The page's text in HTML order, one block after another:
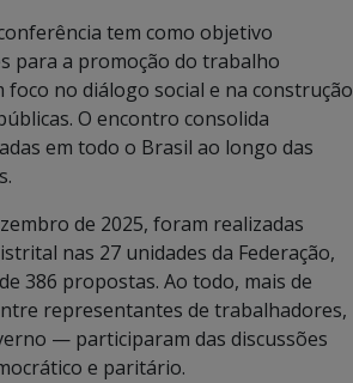
tem como objetivo
para a promoção do trabalho
foco no diálogo social e na construção
O encontro consolida
em todo o Brasil ao longo das
de 2025, foram realizadas
nas 27 unidades da Federação,
386 propostas. Ao todo, mais de
representantes de trabalhadores,
— participaram das discussões
e paritário.